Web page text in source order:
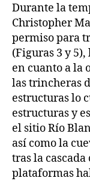
Durante la
Christopher
permiso para
(Figuras 3 y
en cuanto a la
las trincheras
estructuras lo
estructuras y
el sitio Río
así como la
tras la
plataformas